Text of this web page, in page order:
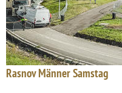
Rasnov Männer Samstag